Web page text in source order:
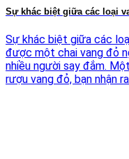
Sự khác biệt giữa các loại
Sự khác biệt giữa các
được một chai vang đỏ
nhiều người say đắm.
rượu vang đỏ, bạn nhận